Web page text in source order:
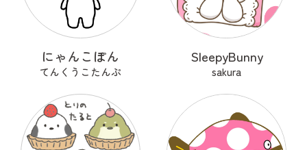
にゃんこぽん
てんくうこたんぷ
SleepyBunny
sakura